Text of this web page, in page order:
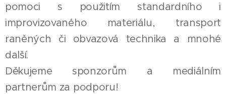
pomoci s použitím standardního i
improvizovaného materiálu, transport
raněných či obvazová technika a mnohé
další.
Děkujeme sponzorům a mediálním
partnerům za podporu!